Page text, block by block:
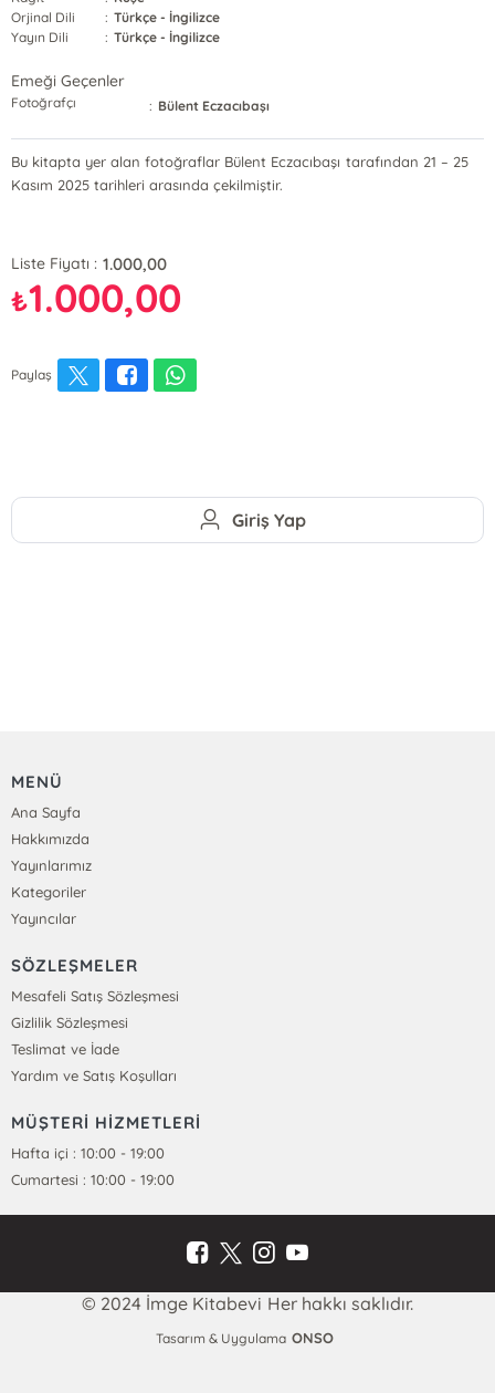
Orjinal Dili
: Türkçe - İngilizce
Yayın Dili
: Türkçe - İngilizce
Emeği Geçenler
Fotoğrafçı : Bülent Eczacıbaşı
Bu kitapta yer alan fotoğraflar Bülent Eczacıbaşı tarafından 21 – 25
Kasım 2025 tarihleri arasında çekilmiştir.
Liste Fiyatı : 1.000,00
₺1.000,00
Paylaş
Giriş Yap
MENÜ
Ana Sayfa
Hakkımızda
Yayınlarımız
Kategoriler
Yayıncılar
SÖZLEŞMELER
Mesafeli Satış Sözleşmesi
Gizlilik Sözleşmesi
Teslimat ve İade
Yardım ve Satış Koşulları
MÜŞTERİ HİZMETLERİ
Hafta içi : 10:00 - 19:00
Cumartesi : 10:00 - 19:00
© 2024 İmge Kitabevi Her hakkı saklıdır.
Tasarım & Uygulama ONSO